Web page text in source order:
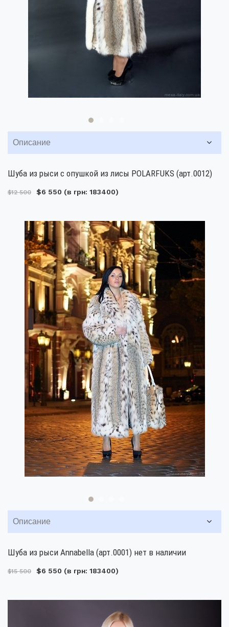
Описание
Шуба из рыси с опушкой из лисы POLARFUKS (арт.0012)
$12 500 $6 550 (в грн: 183400)
Описание
Шуба из рыси Annabella (арт.0001) нет в наличии
$15 500 $6 550 (в грн: 183400)